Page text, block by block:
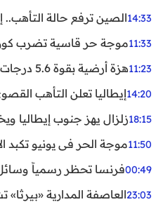
14:33الصين ترفع حالة التأهب..
11:33موجة حر قاسية تضرب
11:23هزة أرضية بقوة 5.6 درجات تضرب مصر
14:20إيطاليا تعلن التأهب القصوى في 23 مدينة بسبب
18:15زلزال يهز جنوب إيطاليا
11:50موجة الحر في يونيو تكبد
00:49فرنسا تحظر رسمياً وسائل
23:03العاصفة المدارية